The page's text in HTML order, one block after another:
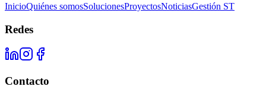
InicioQuiénes somosSolucionesProyectosNoticiasGestión ST
Redes
Contacto